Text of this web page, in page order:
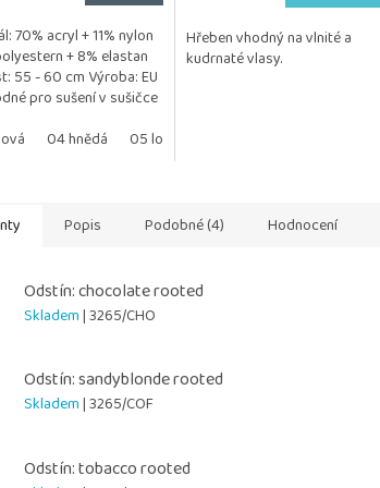
70% acryl + 11% nylon
+ 8% elastan
55 - 60 cm Výroba: EU
pro sušení v sušičce
04 hnědá 05 losos
Hřeben vhodný na vlnité a
kudrnaté vlasy.
Popis Podobné (4) Hodnocení
Odstín: chocolate rooted
Skladem| 3265/CHO
Odstín: sandyblonde rooted
Skladem| 3265/COF
Odstín: tobacco rooted